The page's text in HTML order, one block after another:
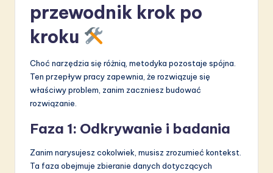
przewodnik krok po
kroku
Choć narzędzia się różnią, metodyka pozostaje spójna.
Ten przepływ pracy zapewnia, że rozwiązuje się
właściwy problem, zanim zaczniesz budować
rozwiązanie.
Faza 1: Odkrywanie i badania
Zanim narysujesz cokolwiek, musisz zrozumieć kontekst.
Ta faza obejmuje zbieranie danych dotyczących